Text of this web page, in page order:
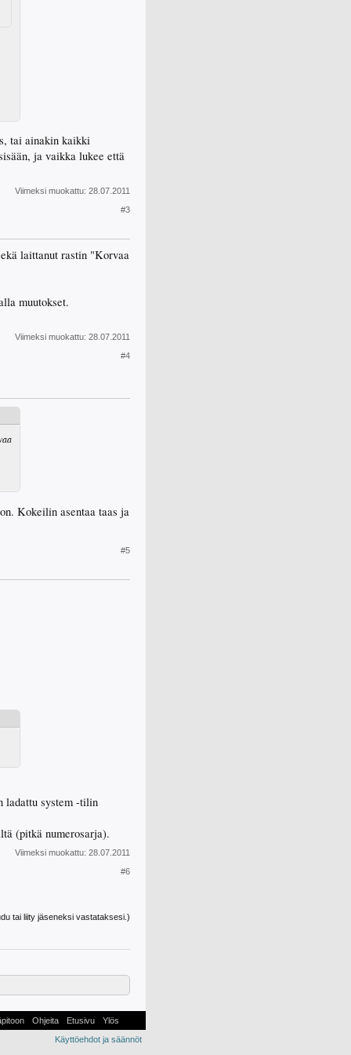
tai ainakin kaikki
ja vaikka lukee että
Viimeksi muokattu: 28.07.2011
#3
laittanut rastin "Korvaa
muutokset.
Viimeksi muokattu: 28.07.2011
#4
Kokeilin asentaa taas ja
#5
ladattu system -tilin
(pitkä numerosarja).
Viimeksi muokattu: 28.07.2011
#6
tai liity jäseneksi vastataksesi.)
Ohjeita Etusivu
Ylös
Käyttöehdot ja säännöt